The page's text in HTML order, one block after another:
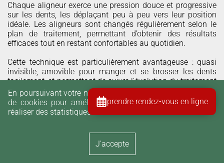
En poursuivant votre navigation, vous acceptez l'utilisation
de cookies pour améliorer votre expérience utilisateur et
réaliser des statistiques d'audience.
J'accepte
prendre rendez-vous en ligne
Chaque aligneur exerce une pression douce et progressive
sur les dents, les déplaçant peu à peu vers leur position
idéale. Les aligneurs sont changés régulièrement selon le
plan de traitement, permettant d’obtenir des résultats
efficaces tout en restant confortables au quotidien.
Cette technique est particulièrement avantageuse : quasi
invisible, amovible pour manger et se brosser les dents
facilement, et permettant de suivre l’évolution du traitement
avec précision.
Elle combine esthétique, confort et efficacité, offrant au
patient un sourire harmonieux tout en respectant la santé